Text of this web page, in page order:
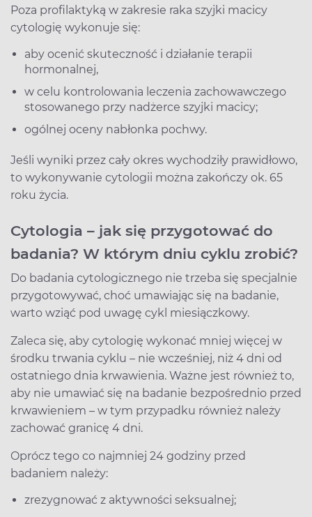
Poza profilaktyką w zakresie raka szyjki macicy
cytologię wykonuje się:
aby ocenić skuteczność i działanie terapii
hormonalnej,
w celu kontrolowania leczenia zachowawczego
stosowanego przy nadżerce szyjki macicy;
ogólnej oceny nabłonka pochwy.
Jeśli wyniki przez cały okres wychodziły prawidłowo,
to wykonywanie cytologii można zakończy ok. 65
roku życia.
Cytologia – jak się przygotować do
badania? W którym dniu cyklu zrobić?
Do badania cytologicznego nie trzeba się specjalnie
przygotowywać, choć umawiając się na badanie,
warto wziąć pod uwagę cykl miesiączkowy.
Zaleca się, aby cytologię wykonać mniej więcej w
środku trwania cyklu – nie wcześniej, niż 4 dni od
ostatniego dnia krwawienia. Ważne jest również to,
aby nie umawiać się na badanie bezpośrednio przed
krwawieniem – w tym przypadku również należy
zachować granicę 4 dni.
Oprócz tego co najmniej 24 godziny przed
badaniem należy:
zrezygnować z aktywności seksualnej;